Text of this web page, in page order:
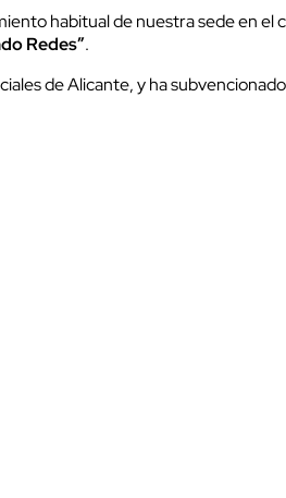
habitual de nuestra sede en el
Redes”.
de Alicante, y ha